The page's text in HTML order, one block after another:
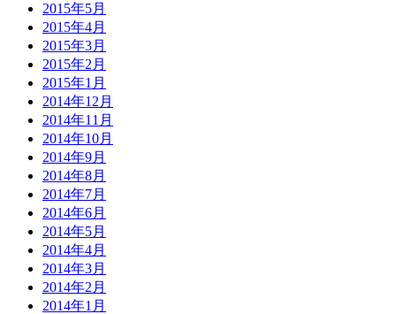
2015年5月
2015年4月
2015年3月
2015年2月
2015年1月
2014年12月
2014年11月
2014年10月
2014年9月
2014年8月
2014年7月
2014年6月
2014年5月
2014年4月
2014年3月
2014年2月
2014年1月